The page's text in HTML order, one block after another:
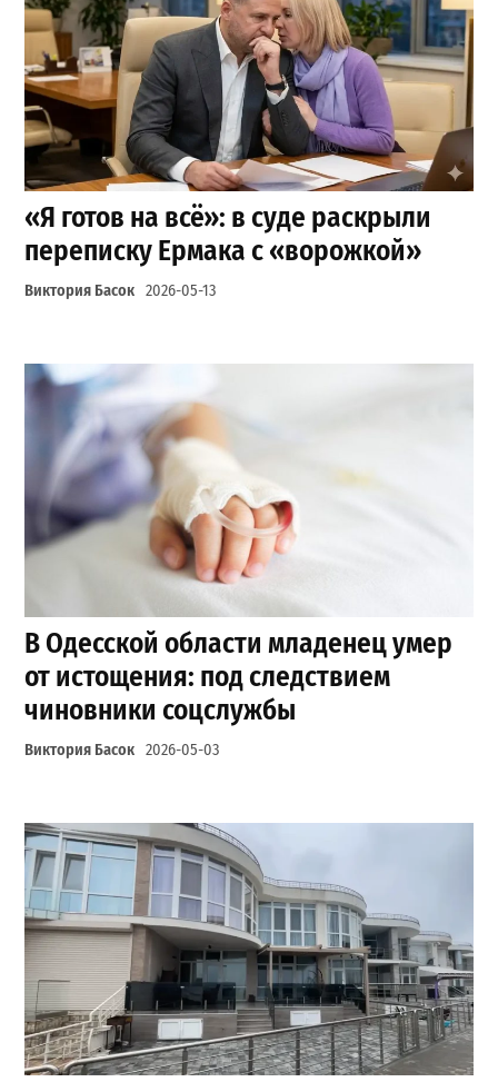
«Я готов на всё»: в суде раскрыли
переписку Ермака с «ворожкой»
Виктория Басок 2026-05-13
В Одесской области младенец умер
от истощения: под следствием
чиновники соцслужбы
Виктория Басок 2026-05-03